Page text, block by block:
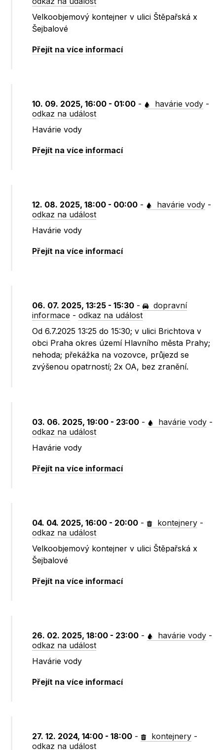
Velkoobjemový kontejner v ulici Štěpařská x
Šejbalové
Přejít na více informací
10. 09. 2025, 16:00 - 01:00 - havárie vody -
odkaz na událost
Havárie vody
Přejít na více informací
12. 08. 2025, 18:00 - 00:00 - havárie vody -
odkaz na událost
Havárie vody
Přejít na více informací
06. 07. 2025, 13:25 - 15:30 -
dopravní
informace -odkaz na událost
Od 6.7.2025 13:25 do 15:30; v ulici Brichtova v
obci Praha okres území Hlavního města Prahy;
nehoda; překážka na vozovce, průjezd se
zvýšenou opatrností; 2x OA, bez zranění.
03. 06. 2025, 19:00 - 23:00 - havárie vody -
odkaz na událost
Havárie vody
Přejít na více informací
04. 04. 2025, 16:00 - 20:00 - kontejnery -
odkaz na událost
Velkoobjemový kontejner v ulici Štěpařská x
Šejbalové
Přejít na více informací
26. 02. 2025, 18:00 - 23:00 - havárie vody -
odkaz na událost
Havárie vody
Přejít na více informací
27. 12. 2024, 14:00 - 18:00 - kontejnery -
odkaz na událost